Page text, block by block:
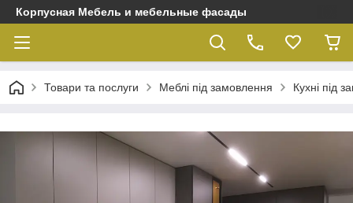
Корпусная Мебель и мебельные фасады
Товари та послуги Меблі під замовлення Кухні під